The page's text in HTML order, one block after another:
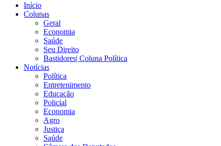
Início
Colunas
Geral
Economia
Saúde
Seu Direito
Bastidores| Coluna Política
Notícias
Política
Entretenimento
Educação
Policial
Economia
Agro
Justiça
Saúde